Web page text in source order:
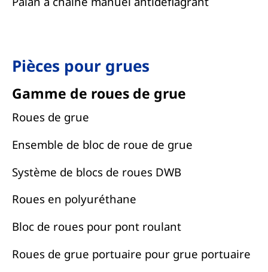
Pièces pour grues
Gamme de roues de grue
Roues de grue
Ensemble de bloc de roue de grue
Système de blocs de roues DWB
Roues en polyuréthane
Bloc de roues pour pont roulant
Roues de grue portuaire pour grue portuaire